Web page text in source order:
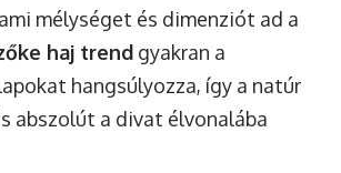
mélységet és dimenziót ad a
haj trend gyakran a
hangsúlyozza, így a natúr
abszolút a divat élvonalába